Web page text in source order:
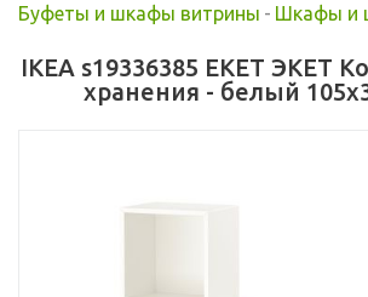
Буфеты и шкафы витрины - Шкафы и
IKEA s19336385 EKET ЭКЕТ
хранения - белый